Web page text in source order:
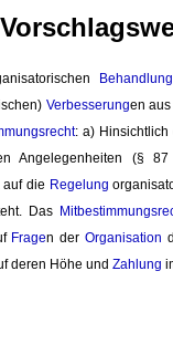
Behandlung
Verbesserungen
: a) Hinsichtlich
Angelegenheiten (§
die Regelung
Das
Fragen derOrganisation
deren Höhe und Zahlung